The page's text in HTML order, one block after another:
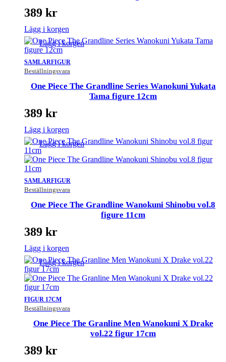
389 kr
Lägg i korgen
SAMLARFIGUR
Beställningsvara
Lägg i korgen
One Piece The Grandline Series Wanokuni Yukata
Tama figure 12cm
389 kr
Lägg i korgen
SAMLARFIGUR
Beställningsvara
Lägg i korgen
One Piece The Grandline Wanokuni Shinobu vol.8
figure 11cm
389 kr
Lägg i korgen
FIGUR 17CM
Beställningsvara
Lägg i korgen
One Piece The Granline Men Wanokuni X Drake
vol.22 figur 17cm
389 kr